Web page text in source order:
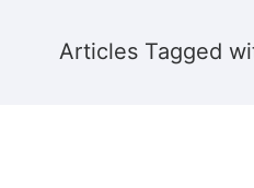
Articles Tagged